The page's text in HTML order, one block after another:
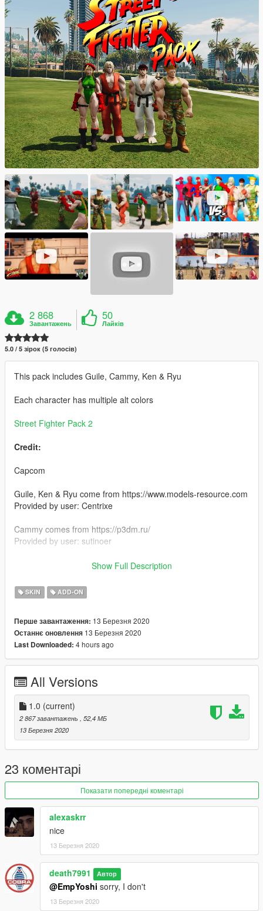
2 868
Завантажень
50
Лайків
5.0 / 5 зірок (5 голосів)
This pack includes Guile, Cammy, Ken & Ryu
Each character has multiple alt colors
Street Fighter Pack 2
Credit:
Capcom
Guile, Ken & Ryu come from https://www.models-resource.com
Provided by user: Centrixe
Cammy comes from https://p3dm.ru/
Provided by user: sutinoer
mods.com/scripts/addonpeds-asi-pedselector
replace any ped by renaming the files
Now go home and be a family man
Show Full Description
SKIN ADD-ON
Перше завантаження: 13 Березня 2020
Останнє оновлення 13 Березня 2020
Last Downloaded: 4 hours ago
All Versions
1.0 (current)
2 867 завантажень , 52,4 МБ
13 Березня 2020
23 коментарі
Показати попередні коментарі
alexaskrr
nice
13 Березня 2020
death7991 Автор
@EmpYoshi sorry, I don't
13 Березня 2020